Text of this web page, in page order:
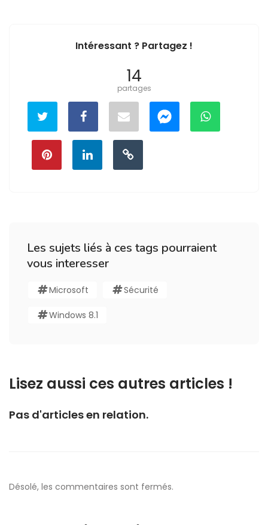
Intéressant ? Partagez !
14
partages
Les sujets liés à ces tags pourraient
vous interesser
Microsoft Sécurité
Windows 8.1
Lisez aussi ces autres articles !
Pas d'articles en relation.
Désolé, les commentaires sont fermés.